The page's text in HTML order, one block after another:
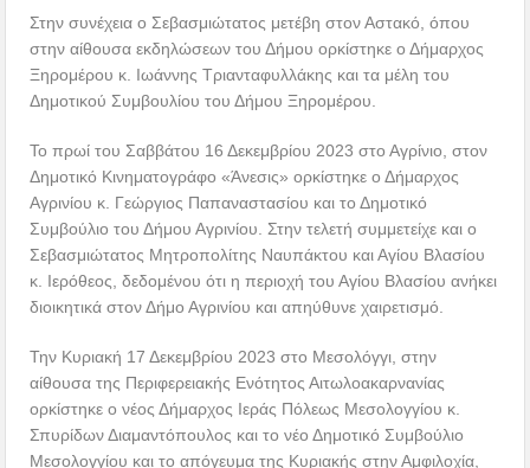
Στην συνέχεια ο Σεβασμιώτατος μετέβη στον Αστακό, όπου
στην αίθουσα εκδηλώσεων του Δήμου ορκίστηκε ο Δήμαρχος
Ξηρομέρου κ. Ιωάννης Τριανταφυλλάκης και τα μέλη του
Δημοτικού Συμβουλίου του Δήμου Ξηρομέρου.
Το πρωί του Σαββάτου 16 Δεκεμβρίου 2023 στο Αγρίνιο, στον
Δημοτικό Κινηματογράφο «Άνεσις» ορκίστηκε ο Δήμαρχος
Αγρινίου κ. Γεώργιος Παπαναστασίου και το Δημοτικό
Συμβούλιο του Δήμου Αγρινίου. Στην τελετή συμμετείχε και ο
Σεβασμιώτατος Μητροπολίτης Ναυπάκτου και Αγίου Βλασίου
κ. Ιερόθεος, δεδομένου ότι η περιοχή του Αγίου Βλασίου ανήκει
διοικητικά στον Δήμο Αγρινίου και απηύθυνε χαιρετισμό.
Την Κυριακή 17 Δεκεμβρίου 2023 στο Μεσολόγγι, στην
αίθουσα της Περιφερειακής Ενότητος Αιτωλοακαρνανίας
ορκίστηκε ο νέος Δήμαρχος Ιεράς Πόλεως Μεσολογγίου κ.
Σπυρίδων Διαμαντόπουλος και το νέο Δημοτικό Συμβούλιο
Μεσολογγίου και το απόγευμα της Κυριακής στην Αμφιλοχία,